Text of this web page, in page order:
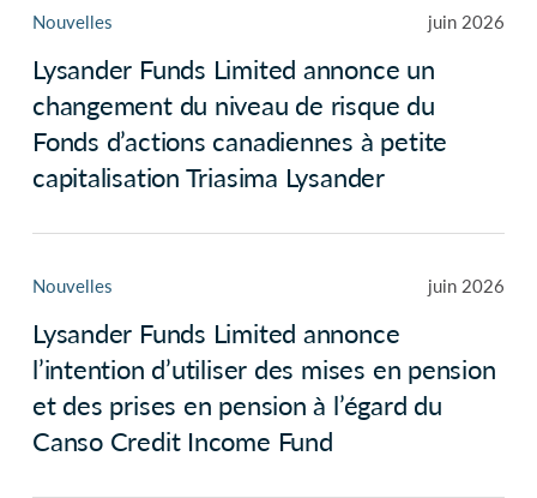
Nouvelles juin 2026
Lysander Funds Limited annonce un
changement du niveau de risque du
Fonds d’actions canadiennes à petite
capitalisation Triasima Lysander
Nouvelles juin 2026
Lysander Funds Limited annonce
l’intention d’utiliser des mises en pension
et des prises en pension à l’égard du
Canso Credit Income Fund